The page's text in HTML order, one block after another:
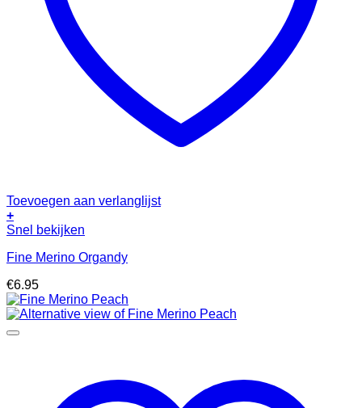
Toevoegen aan verlanglijst
+
Snel bekijken
Fine Merino Organdy
€6.95